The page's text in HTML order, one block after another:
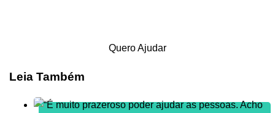
Quero Ajudar
Leia Também